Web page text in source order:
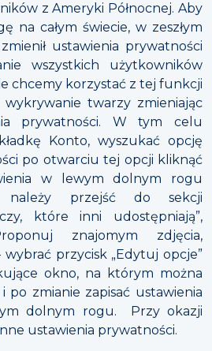
z Ameryki Północnej. Aby
na całym świecie, w zeszłym
ustawienia prywatności
wszystkich użytkowników
chcemy korzystać z tej funkcji
twarzy zmieniając
prywatności. W tym celu
Konto, wyszukać opcję
po otwarciu tej opcji kliknąć
w lewym dolnym rogu
należy przejść do sekcji
które inni udostępniają”,
znajomym zdjęcia,
przycisk „Edytuj opcje”
okno, na którym można
po zmianie zapisać ustawienia
dolnym rogu. Przy okazji
ustawienia prywatności.